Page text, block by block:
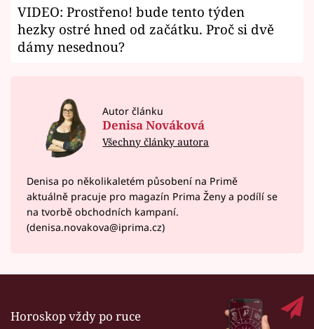
VIDEO: Prostřeno! bude tento týden
hezky ostré hned od začátku. Proč si dvě
dámy nesednou?
Autor článku
Denisa Nováková
Všechny články autora
Denisa po několikaletém působení na Primě
aktuálně pracuje pro magazín Prima Ženy a podílí se
na tvorbě obchodních kampaní.
(denisa.novakova@iprima.cz)
Horoskop vždy po ruce